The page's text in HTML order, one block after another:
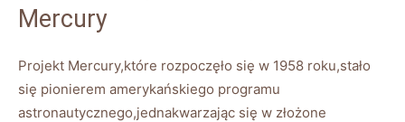
Mercury
Projekt Mercury,które rozpoczęło się w 1958 roku,stało
się pionierem amerykańskiego programu
astronautycznego,jednakwarzając się w złożone